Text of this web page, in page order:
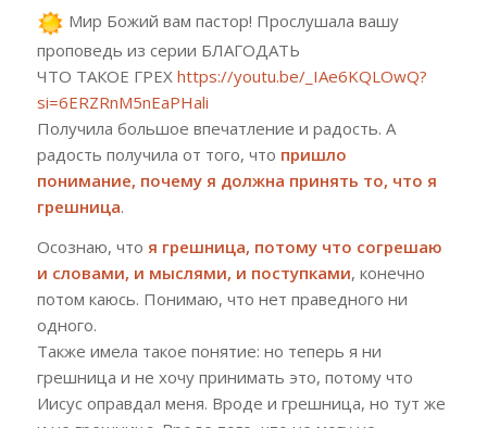
Мир Божий вам пастор! Прослушала вашу
проповедь из серии БЛАГОДАТЬ
ЧТО ТАКОЕ ГРЕХ https://youtu.be/_IAe6KQLOwQ?
si=6ERZRnM5nEaPHali
Получила большое впечатление и радость. А
радость получила от того, что пришло
понимание, почему я должна принять то, что я
грешница.
Осознаю, что я грешница, потому что согрешаю
и словами, и мыслями, и поступками, конечно
потом каюсь. Понимаю, что нет праведного ни
одного.
Также имела такое понятие: но теперь я ни
грешница и не хочу принимать это, потому что
Иисус оправдал меня. Вроде и грешница, но тут же